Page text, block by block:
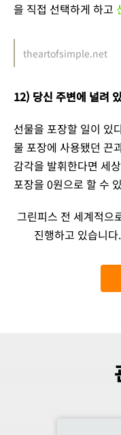
을 직접 선택하게 하고
theartofsimple.net
12) 당신 주변에 널려
선물을 포장할 일이 있
물 포장에 사용됐던 끈
감각을 발휘한다면 세
포장을 0원으로 할 수
그린피스 전 세계적으
진행하고 있습니